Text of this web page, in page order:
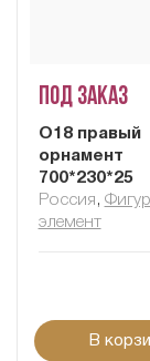
Под заказ
О18 правый
орнамент
700*230*25
Россия ,
элемент
В